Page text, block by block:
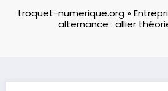
troquet-numerique.org»
alternance : allier